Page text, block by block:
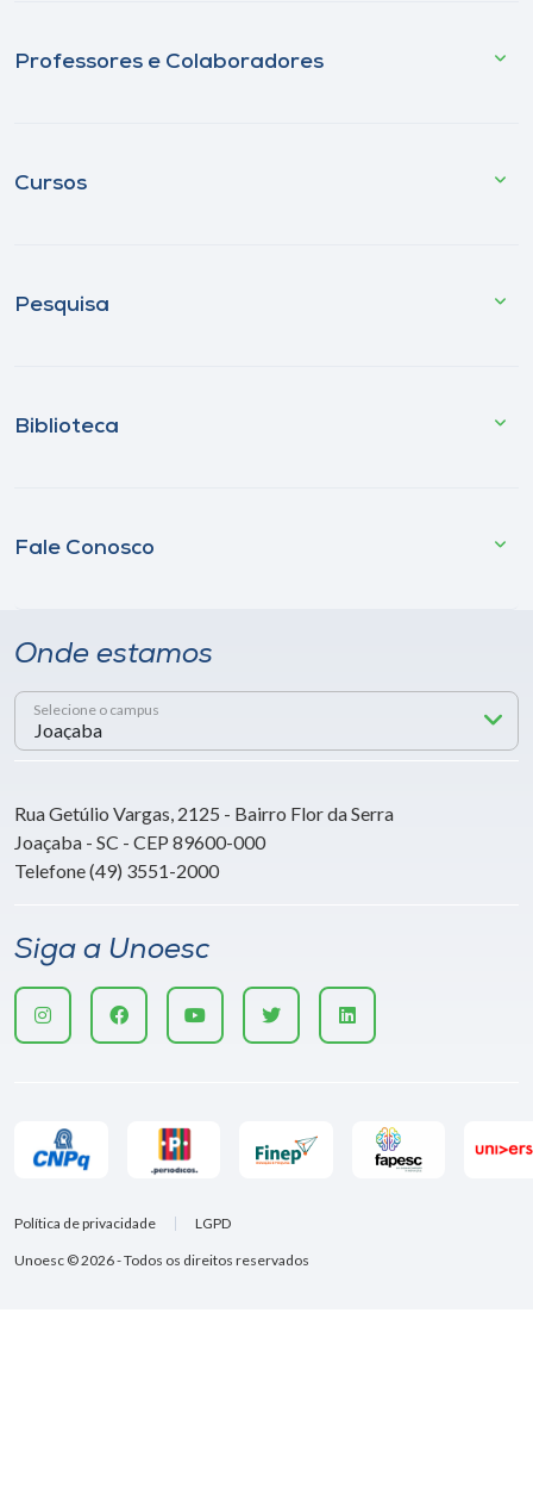
Professores e Colaboradores
Cursos
Pesquisa
Biblioteca
Fale Conosco
Onde estamos
Selecione o campus
Rua Getúlio Vargas, 2125 - Bairro Flor da Serra
Joaçaba - SC - CEP 89600-000
Telefone (49) 3551-2000
Siga a Unoesc
Unoesc © 2026 - Todos os direitos reservados
Política de privacidade LGPD